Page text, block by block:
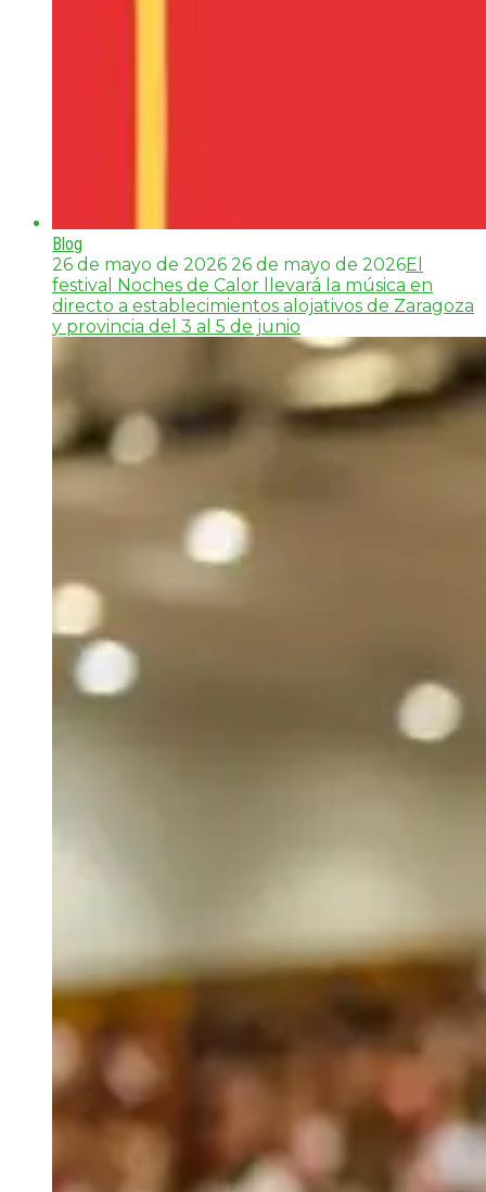
Blog
26 de mayo de 2026 26 de mayo de 2026El
festival Noches de Calor llevará la música en
directo a establecimientos alojativos de Zaragoza
y provincia del 3 al 5 de junio